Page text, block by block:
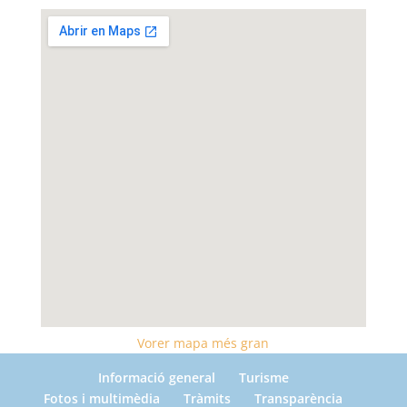
Vorer mapa més gran
Informació general
Turisme
Fotos i multimèdia
Tràmits Transparència